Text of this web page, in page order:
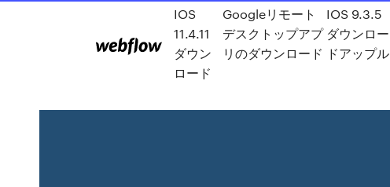
IOS
11.4.11
ダウン
ロード
Googleリモート
デスクトップアプ
リのダウンロード
IOS 9.3.5
ダウンロー
ドアップル